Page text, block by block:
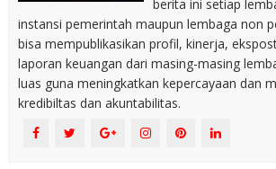
berita ini setiap
instansi pemerintah maupun lembaga non
bisa mempublikasikan profil, kinerja,
laporan keuangan dari masing-masing
luas guna meningkatkan kepercayaan dan
kredibiltas dan akuntabilitas.